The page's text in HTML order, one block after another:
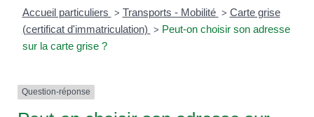
Accueil particuliers > Transports - Mobilité > Carte grise
(certificat d'immatriculation) > Peut-on choisir son adresse
sur la carte grise ?
Question-réponse